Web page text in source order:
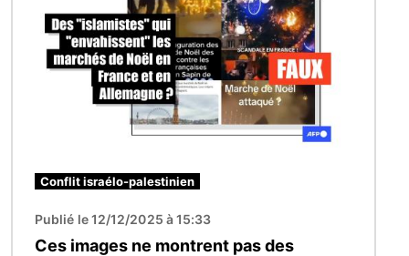
Conflit israélo-palestinien
Publié le 12/12/2025 à 15:33
Ces images ne montrent pas des